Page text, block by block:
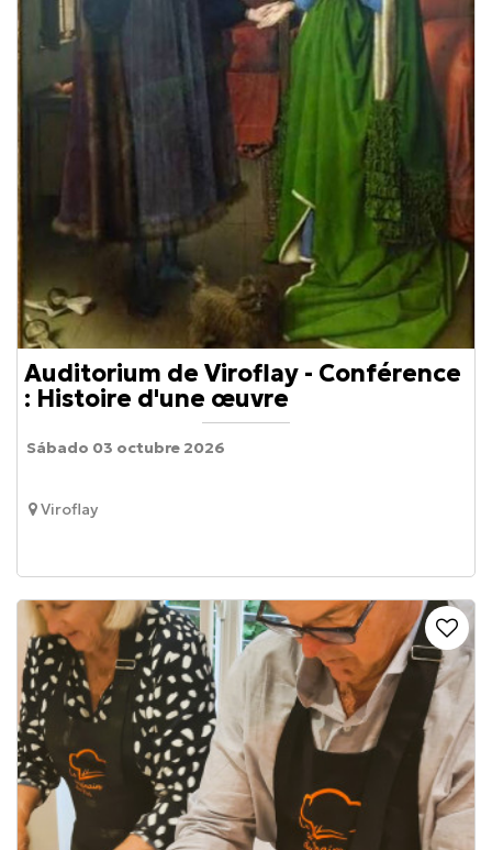
Auditorium de Viroflay - Conférence
: Histoire d'une œuvre
Viroflay
Sábado 03 octubre 2026